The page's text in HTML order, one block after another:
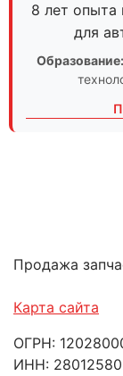
8 лет опыта
для
Образование:
Продажа
Карта сайта
ОГРН:
ИНН: